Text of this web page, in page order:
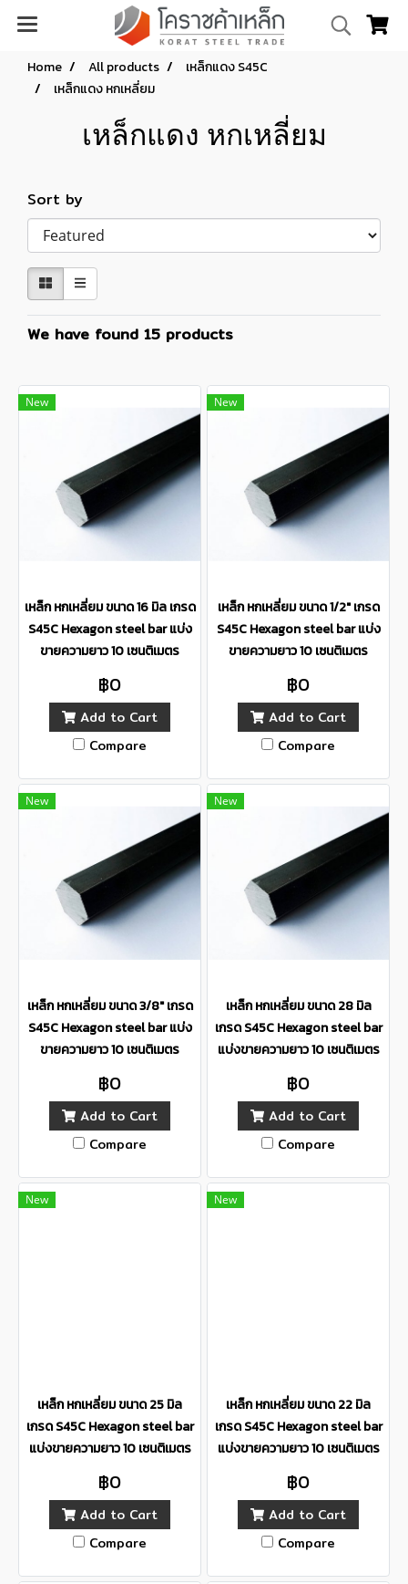
Home All products
เหล็กแดง S45C
เหล็กแดง หกเหลี่ยม
เหล็กแดง หกเหลี่ยม
Sort by
We have found 15 products
New
เหล็ก หกเหลี่ยม ขนาด 16 มิล เกรด
S45C Hexagon steel bar แบ่ง
ขายความยาว 10 เซนติเมตร
฿0
Add to Cart
Compare
New
เหล็ก หกเหลี่ยม ขนาด 1/2" เกรด
S45C Hexagon steel bar แบ่ง
ขายความยาว 10 เซนติเมตร
฿0
Add to Cart
Compare
New
เหล็ก หกเหลี่ยม ขนาด 3/8" เกรด
S45C Hexagon steel bar แบ่ง
ขายความยาว 10 เซนติเมตร
฿0
Add to Cart
Compare
New
เหล็ก หกเหลี่ยม ขนาด 28 มิล
เกรด S45C Hexagon steel bar
แบ่งขายความยาว 10 เซนติเมตร
฿0
Add to Cart
Compare
New
เหล็ก หกเหลี่ยม ขนาด 25 มิล
เกรด S45C Hexagon steel bar
แบ่งขายความยาว 10 เซนติเมตร
฿0
Add to Cart
Compare
New
เหล็ก หกเหลี่ยม ขนาด 22 มิล
เกรด S45C Hexagon steel bar
แบ่งขายความยาว 10 เซนติเมตร
฿0
Add to Cart
Compare